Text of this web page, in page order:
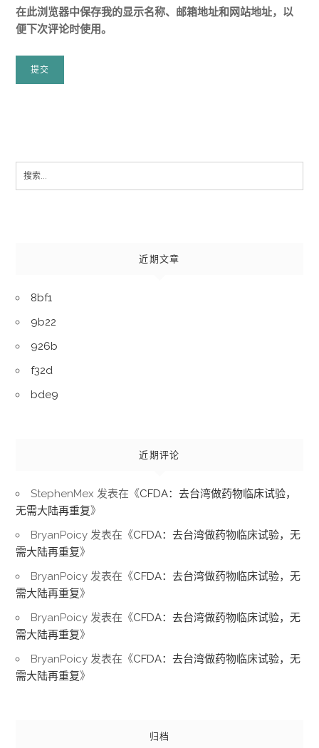
在此浏览器中保存我的显示名称、邮箱地址和网站地址，以
便下次评论时使用。
Search
近期文章
8bf1
9b22
926b
f32d
bde9
近期评论
StephenMex 发表在《CFDA：去台湾做药物临床试验，
无需大陆再重复》
BryanPoicy 发表在《CFDA：去台湾做药物临床试验，无
需大陆再重复》
BryanPoicy 发表在《CFDA：去台湾做药物临床试验，无
需大陆再重复》
BryanPoicy 发表在《CFDA：去台湾做药物临床试验，无
需大陆再重复》
BryanPoicy 发表在《CFDA：去台湾做药物临床试验，无
需大陆再重复》
归档